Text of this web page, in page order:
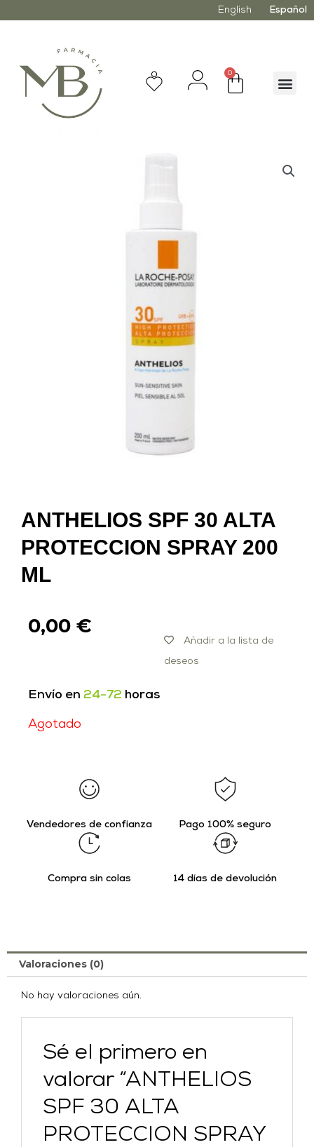
English Español
0
ANTHELIOS SPF 30 ALTA
PROTECCION SPRAY 200
ML
0,00 €
Añadir a la lista de
deseos
Envío en 24-72 horas
Agotado
Vendedores de confianza Pago 100% seguro
Compra sin colas 14 días de devolución
Valoraciones (0)
No hay valoraciones aún.
Sé el primero en
valorar “ANTHELIOS
SPF 30 ALTA
PROTECCION SPRAY